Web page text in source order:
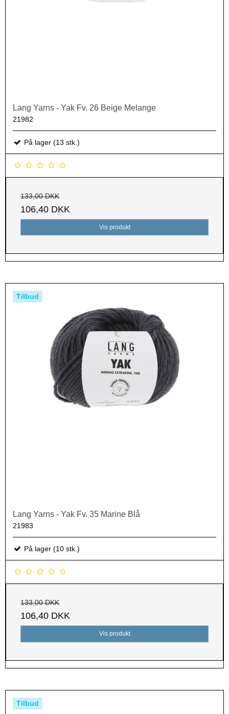
Lang Yarns - Yak Fv. 26 Beige Melange
21982
På lager (13 stk.)
133,00 DKK
106,40 DKK
Vis produkt
Tilbud
Lang Yarns - Yak Fv. 35 Marine Blå
21983
På lager (10 stk.)
133,00 DKK
106,40 DKK
Vis produkt
Tilbud